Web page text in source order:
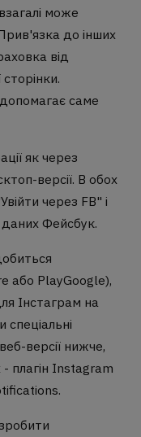
може
до інших
від
саме
як через
версії. В обох
через FB" і
даних Фейсбук.
або PlayGoogle),
Інстаграм на
версії нижче,
плагін Instagram